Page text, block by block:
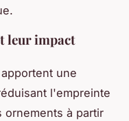
leur impact
apportent une
l'empreinte
à partir